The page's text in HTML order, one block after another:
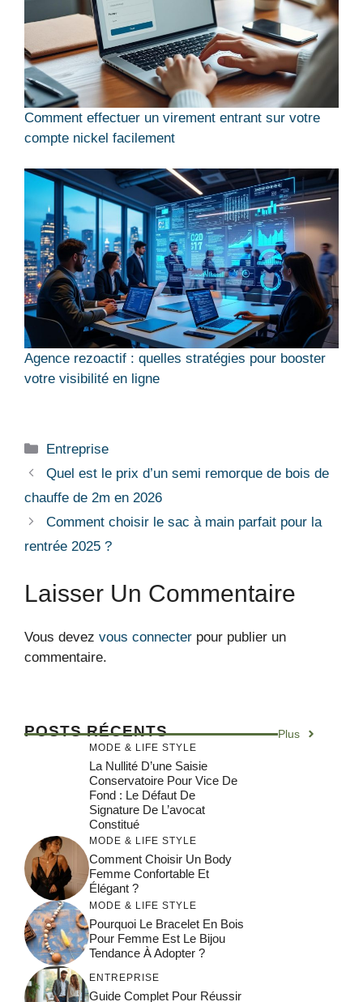
Comment effectuer un virement entrant sur votre
compte nickel facilement
Agence rezoactif : quelles stratégies pour booster
votre visibilité en ligne
Catégories
Entreprise
Quel est le prix d’un semi remorque de bois de
chauffe de 2m en 2026
Comment choisir le sac à main parfait pour la
rentrée 2025 ?
Laisser Un Commentaire
Vous devez vous connecter pour publier un
commentaire.
POSTS RÉCENTS Plus
MODE & LIFE STYLE
La Nullité D’une Saisie
Conservatoire Pour Vice De
Fond : Le Défaut De
Signature De L’avocat
Constitué
MODE & LIFE STYLE
Comment Choisir Un Body
Femme Confortable Et
Élégant ?
MODE & LIFE STYLE
Pourquoi Le Bracelet En Bois
Pour Femme Est Le Bijou
Tendance À Adopter ?
ENTREPRISE
Guide Complet Pour Réussir